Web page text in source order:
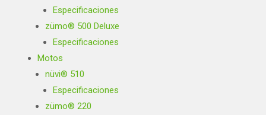
Especificaciones
zümo® 500 Deluxe
Especificaciones
Motos
nüvi® 510
Especificaciones
zümo® 220